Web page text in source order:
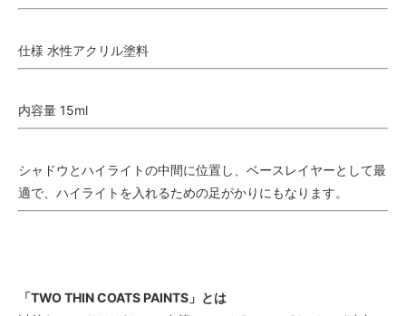
仕様 水性アクリル塗料
内容量 15ml
シャドウとハイライトの中間に位置し、ベースレイヤーとして最
適で、ハイライトを入れるための足がかりにもなります。
「TWO THIN COATS PAINTS」とは